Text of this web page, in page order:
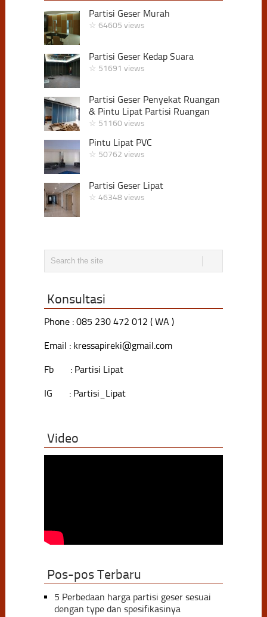
Partisi Geser Murah
☆ 64605 views
Partisi Geser Kedap Suara
☆ 51691 views
Partisi Geser Penyekat Ruangan
& Pintu Lipat Partisi Ruangan
☆ 51160 views
Pintu Lipat PVC
☆ 50762 views
Partisi Geser Lipat
☆ 46348 views
Konsultasi
Phone : 085 230 472 012 ( WA )
Email : kressapireki@gmail.com
Fb : Partisi Lipat
IG : Partisi_Lipat
Video
Pos-pos Terbaru
5 Perbedaan harga partisi geser sesuai
dengan type dan spesifikasinya